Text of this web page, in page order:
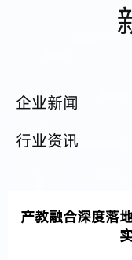
企业新闻
行业资讯
产教融合深度落